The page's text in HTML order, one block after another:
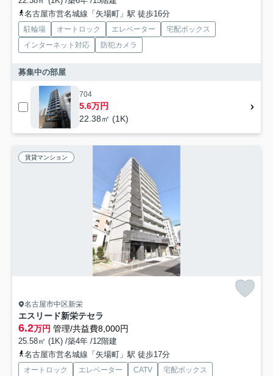
名古屋市営名城線「矢場町」駅 徒歩16分
駐輪場 オートロック エレベーター
宅配ボックス
インターネット対応
防犯カメラ
募集中の部屋
704
5.6万円
22.38㎡ (1K)
賃貸マンション
名古屋市中区新栄
エスリード新栄テセラ
6.2万円 管理/共益費8,000円
25.58㎡ (1K) /築4年 /12階建
名古屋市営名城線「矢場町」駅 徒歩17分
オートロック エレベーター CATV
宅配ボックス